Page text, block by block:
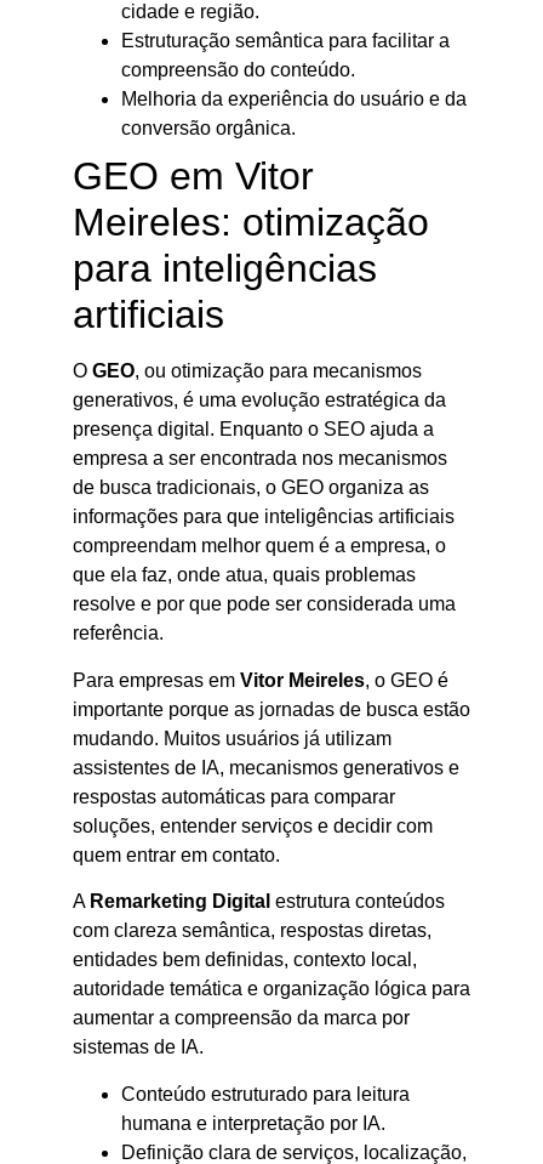
cidade e região.
Estruturação semântica para facilitar a
compreensão do conteúdo.
Melhoria da experiência do usuário e da
conversão orgânica.
GEO em Vitor
Meireles: otimização
para inteligências
artificiais
O GEO, ou otimização para mecanismos
generativos, é uma evolução estratégica da
presença digital. Enquanto o SEO ajuda a
empresa a ser encontrada nos mecanismos
de busca tradicionais, o GEO organiza as
informações para que inteligências artificiais
compreendam melhor quem é a empresa, o
que ela faz, onde atua, quais problemas
resolve e por que pode ser considerada uma
referência.
Para empresas em Vitor Meireles, o GEO é
importante porque as jornadas de busca estão
mudando. Muitos usuários já utilizam
assistentes de IA, mecanismos generativos e
respostas automáticas para comparar
soluções, entender serviços e decidir com
quem entrar em contato.
A Remarketing Digital estrutura conteúdos
com clareza semântica, respostas diretas,
entidades bem definidas, contexto local,
autoridade temática e organização lógica para
aumentar a compreensão da marca por
sistemas de IA.
Conteúdo estruturado para leitura
humana e interpretação por IA.
Definição clara de serviços, localização,